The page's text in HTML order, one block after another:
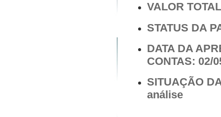
VALOR
STATUS DA
DATA DA
CONTAS: 02/
SITUAÇÃO
análise